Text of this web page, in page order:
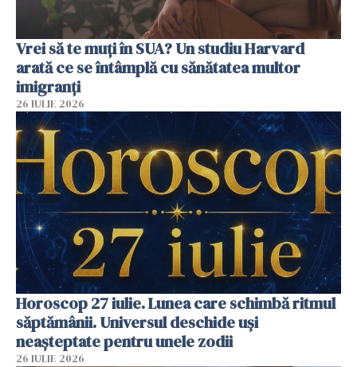
Vrei să te muți în SUA? Un studiu Harvard
arată ce se întâmplă cu sănătatea multor
imigranți
26 IULIE 2026
Horoscop 27 iulie. Lunea care schimbă ritmul
săptămânii. Universul deschide uși
neașteptate pentru unele zodii
26 IULIE 2026